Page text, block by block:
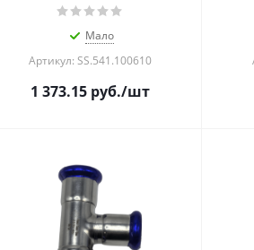
Мало
Артикул: SS.541.100610
1 373.15 руб./шт